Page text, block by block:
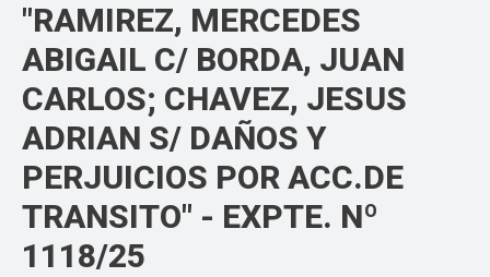
"RAMIREZ, MERCEDES
ABIGAIL C/ BORDA, JUAN
CARLOS; CHAVEZ, JESUS
ADRIAN S/ DAÑOS Y
PERJUICIOS POR ACC.DE
TRANSITO" - EXPTE. Nº
1118/25